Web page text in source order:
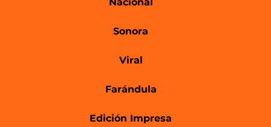
Sonora
Viral
Farándula
Edición Impresa